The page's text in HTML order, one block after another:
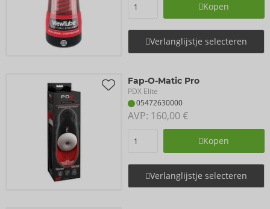
Kopen
Verlanglijstje selecteren
Fap-O-Matic Pro
PDX Elite
05472630000
AVP: 160,00 €
Kopen
Verlanglijstje selecteren